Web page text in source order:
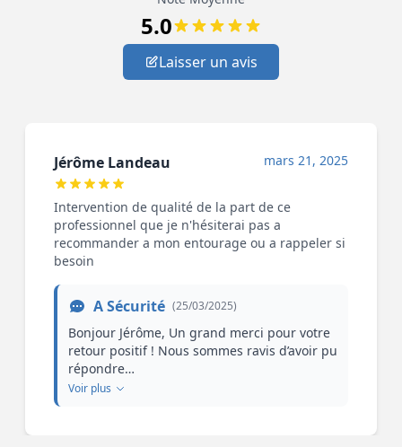
5.0
Laisser un avis
Jérôme Landeau mars 21, 2025
Intervention de qualité de la part de ce
professionnel que je n'hésiterai pas a
recommander a mon entourage ou a rappeler si
besoin
A Sécurité (25/03/2025)
Bonjour Jérôme, Un grand merci pour votre
retour positif ! Nous sommes ravis d’avoir pu
répondre…
Voir plus